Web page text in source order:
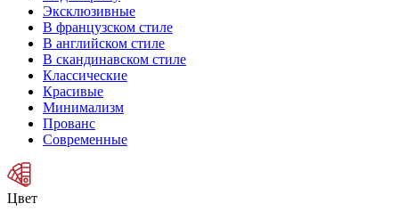
Эксклюзивные
В французском стиле
В английском стиле
В скандинавском стиле
Классические
Красивые
Минимализм
Прованс
Современные
Цвет